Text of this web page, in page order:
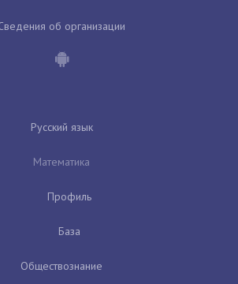
об организации
Русский язык
Математика
Профиль
База
Обществознание